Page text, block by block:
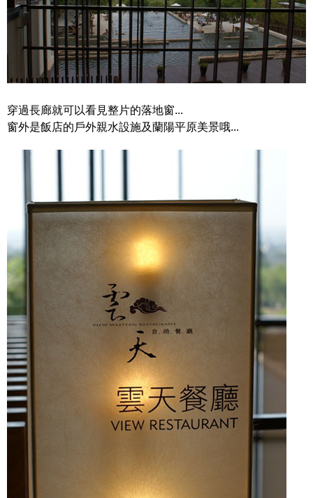
穿過長廊就可以看見整片的落地窗...
窗外是飯店的戶外親水設施及蘭陽平原美景哦...